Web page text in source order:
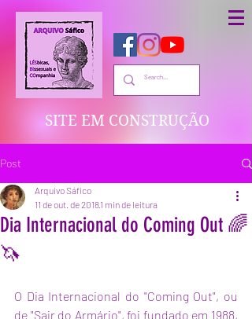
SITE EM CONSTRUÇÃO
Post
Dia Internacional do Coming Out 🌈
🦄
Arquivo Sáfico
11 de out. de 20181 min de leitura
O Dia Internacional do "Coming Out", ou
de "Sair do Armário", foi fundado em 1988,